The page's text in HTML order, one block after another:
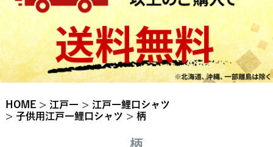
HOME 江戸一
江戸一鯉口シャツ
子供用江戸一鯉口シャツ
柄
柄